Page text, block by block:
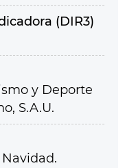
(DIR3)
y Deporte
S.A.U.